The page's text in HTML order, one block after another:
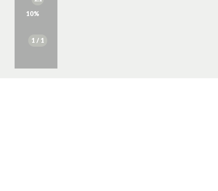
10%
1 / 1